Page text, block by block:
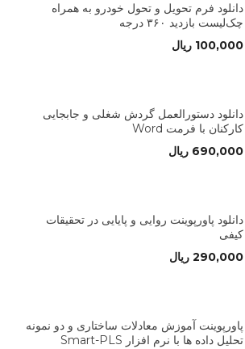
دانلود فرم تحویل و تحول خودرو به همراه
چک‌لیست بازدید ۳۶۰ درجه
100,000 ریال
دانلود دستورالعمل گردش شغلی و جابجایی
کارکنان با فرمت Word
690,000 ریال
دانلود پاورپوینت روایی و پایایی در تحقیقات
کیفی
290,000 ریال
پاورپوینت آموزش معادلات ساختاری و دو نمونه
تحلیل داده ها با نرم افزار Smart-PLS